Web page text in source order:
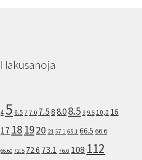
Hakusanoja
4 5 6.5 7 7.0 7.588.08.5 9 9.5 10,0 16
17 18 1920 21 57.1 65.1 66.5 66.6
66.60 72.5 72.6 73.1 76.0 108 112